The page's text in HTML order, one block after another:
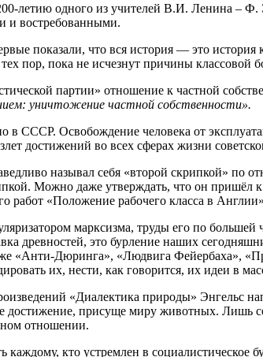
летию одного из учителей В.И. Ленина – Ф.
и востребованными.
показали, что вся история — это
пор, пока не исчезнут причины классовой
партии» отношение к частной
уничтожение частной собственности».
в СССР. Освобождение человека от
достижений во всех сферах жизни
называл себя «второй скрипкой» по
Можно даже утверждать, что он пришёл
работ «Положение рабочего класса в
марксизма, труды его по
древностей, это бурление наших
«Анти-Дюринга», «Людвига Фейербаха»,
их, нести, как говорится, их идеи в
«Диалектика природы» Энгельс
достижение, присуще миру животных. Лишь
отношении.
каждому, кто устремлен в